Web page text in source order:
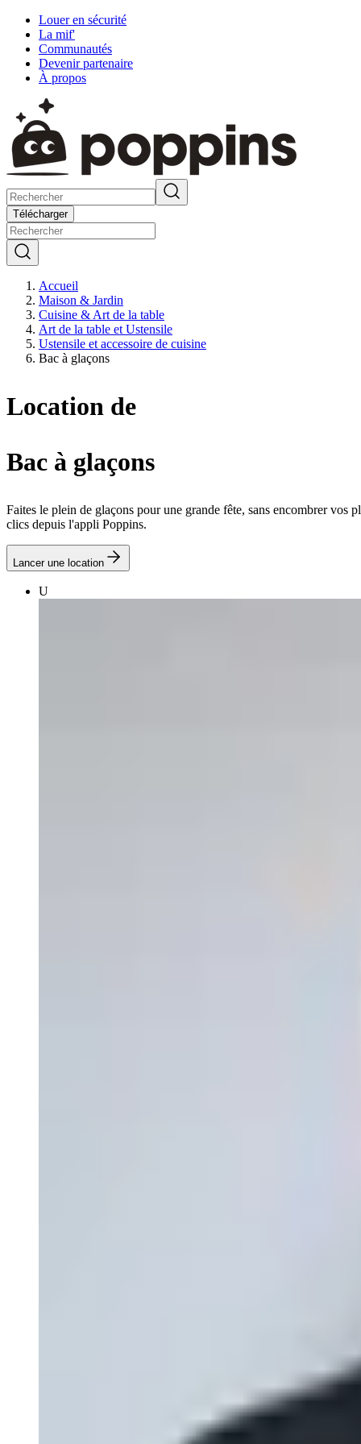
Louer en sécurité
La mif'
Communautés
Devenir partenaire
À propos
Télécharger
Accueil
Maison & Jardin
Cuisine & Art de la table
Art de la table et Ustensile
Ustensile et accessoire de cuisine
Bac à glaçons
Location de
Bac à glaçons
Faites le plein de glaçons pour une grande fête, sans encombrer vos
clics depuis l'appli Poppins.
Lancer une location
U